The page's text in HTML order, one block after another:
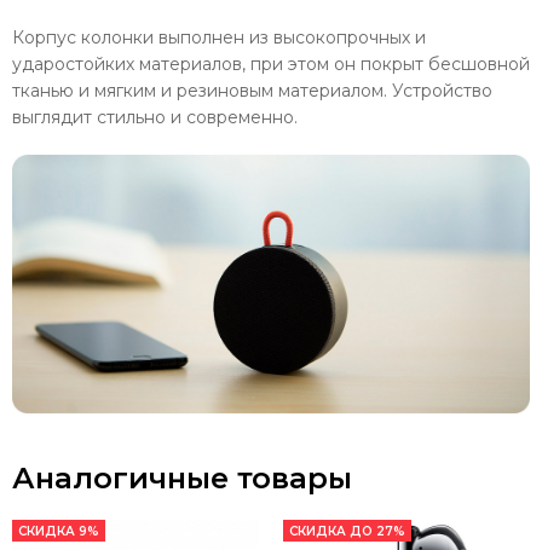
Корпус колонки выполнен из высокопрочных и
ударостойких материалов, при этом он покрыт бесшовной
тканью и мягким и резиновым материалом. Устройство
выглядит стильно и современно.
Аналогичные товары
СКИДКА 9% СКИДКА ДО 27%